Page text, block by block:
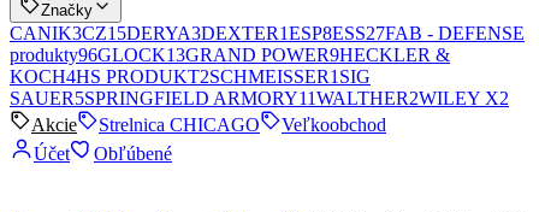
Značky
CANIK3CZ15DERYA3DEXTER1ESP8ESS27FAB - DEFENSE
produkty96GLOCK13GRAND POWER9HECKLER &
KOCH4HS PRODUKT2SCHMEISSER1 SIG
SAUER5SPRINGFIELD ARMORY11WALTHER2WILEY X2
Akcie
Strelnica CHICAGO
Veľkoobchod
Účet
Obľúbené